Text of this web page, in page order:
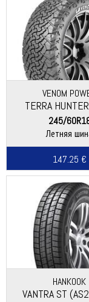
VENOM
TERRA
245/
Летняя
147.25 €
HANKOOK
VANTRA ST